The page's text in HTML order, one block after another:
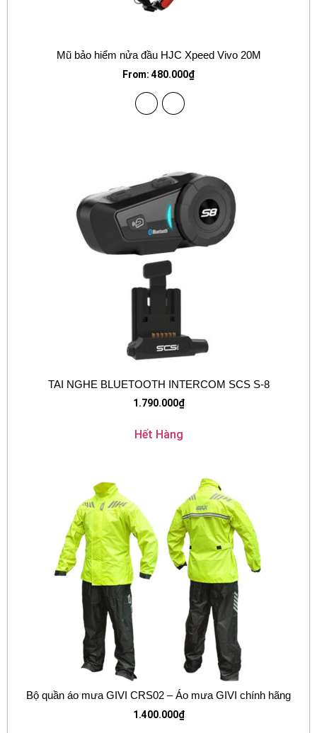
Mũ bảo hiểm nửa đầu HJC Xpeed Vivo 20M
From: 480.000₫
TAI NGHE BLUETOOTH INTERCOM SCS S-8
1.790.000₫
Hết Hàng
Bộ quần áo mưa GIVI CRS02 – Áo mưa GIVI chính hãng
1.400.000₫